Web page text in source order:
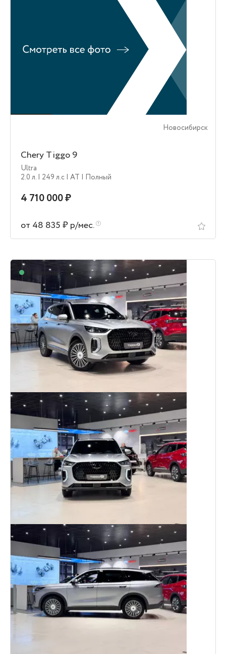
Новосибирск
Chery Tiggo 9
Ultra
2.0 л. | 249 л.c | AT | Полный
4 710 000 ₽
от 48 835 ₽ р/мес.
В наличии